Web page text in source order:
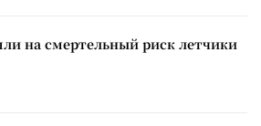
на смертельный риск летчики